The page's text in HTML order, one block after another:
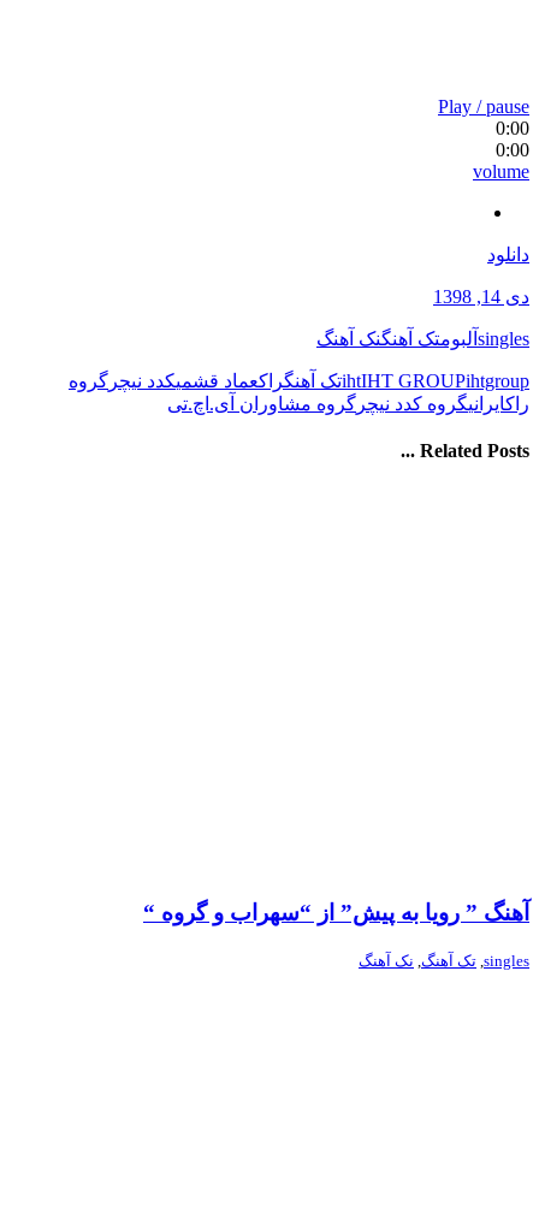
Play / pause
0:00
0:00
volume
دانلود
دی 14, 1398
singles آلبومتک آهنگنک آهنگ
ihtIHT GROUPihtgroup تک آهنگراکعماد قشمیکدد نیچر گروه
راکایرانیگروه کدد نیچر گروه مشاوران آی.اچ.تی
Related Posts ...
آهنگ ” رویا به پیش” از “سهراب و گروه “
singles تک آهنگ نک آهنگ